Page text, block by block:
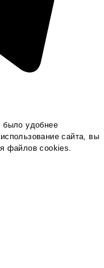
удобнее
сайта, вы
файлов cookies.